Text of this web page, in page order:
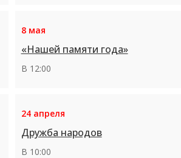
8 мая
«Нашей памяти года»
В 12:00
24 апреля
Дружба народов
В 10:00